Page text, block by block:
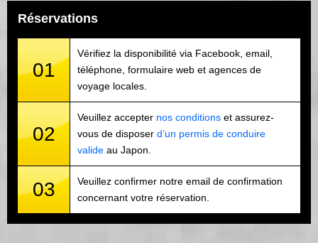
Réservations
01
Vérifiez la disponibilité via Facebook, email,
téléphone, formulaire web et agences de
voyage locales.
02
Veuillez accepter nos conditions et assurez-
vous de disposer d’un permis de conduire
valide au Japon.
03
Veuillez confirmer notre email de confirmation
concernant votre réservation.